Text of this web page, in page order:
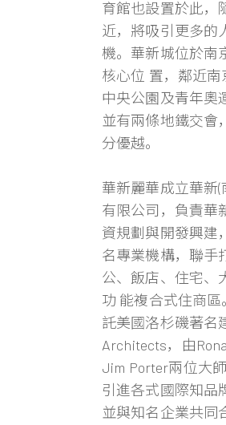
育館也設置於此，
近，將吸引更多的
機。華新城位於南
核心位 置，鄰近南
中央公園及青年奧
並有兩條地鐵交會
分優越。
華新麗華成立華新(
有限公司，負責華
資規劃與開發興建
名專業機構，聯手
公、飯店、住宅、
功 能複合式住商
託美國洛杉磯著名
Architects，由
Jim Porter兩位大
引進各式國際知品
並與知名企業共同